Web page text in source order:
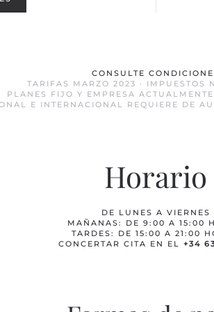
CONSULTE
TARIFAS MARZO 2023 · IMPUESTOS
PLANES FIJO Y EMPRESA
E INTERNACIONAL REQUIERE DE
Horario
DE LUNES A VIERNES
MAÑANAS: DE 9:00 A 15:00
TARDES: DE 15:00 A 21:00
CONCERTAR CITA EN EL +34